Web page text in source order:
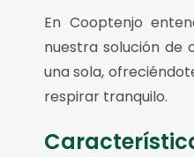
En Cooptenjo
nuestra solución de
una sola,
respirar tranquilo.